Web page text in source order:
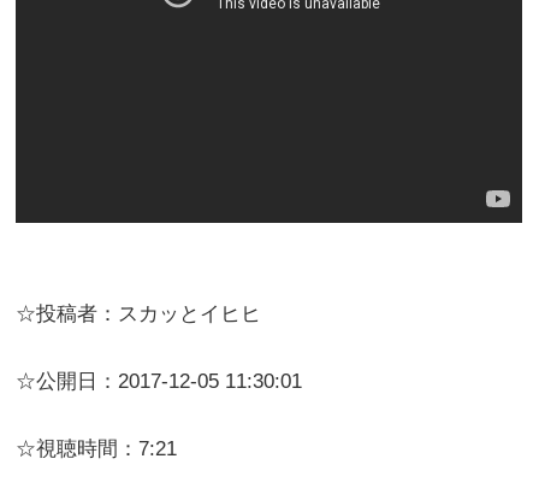
☆投稿者：スカッとイヒヒ
☆公開日：2017-12-05 11:30:01
☆視聴時間：7:21